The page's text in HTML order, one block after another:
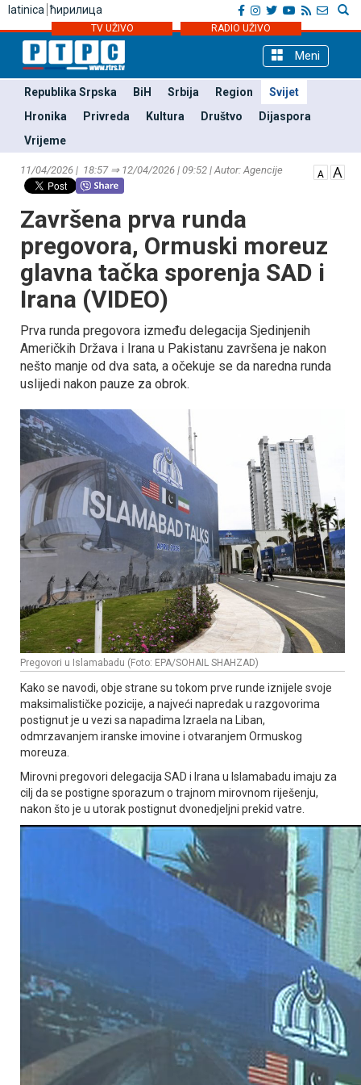
latinica ћирилица
TV UŽIVO RADIO UŽIVO
Meni
Republika Srpska BiH Srbija Region
Svijet
Hronika
Privreda Kultura Društvo
Dijaspora
Vrijeme
11/04/2026 | 18:57 ⇒ 12/04/2026 | 09:52 | Autor: Agencije
Završena prva runda
pregovora, Ormuski moreuz
glavna tačka sporenja SAD i
Irana (VIDEO)
Prva runda pregovora između delegacija Sjedinjenih
Američkih Država i Irana u Pakistanu završena je nakon
nešto manje od dva sata, a očekuje se da naredna runda
uslijedi nakon pauze za obrok.
Pregovori u Islamabadu (Foto: EPA/SOHAIL SHAHZAD)
Kako se navodi, obje strane su tokom prve runde iznijele svoje
maksimalističke pozicije, a najveći napredak u razgovorima
postignut je u vezi sa napadima Izraela na Liban,
odmrzavanjem iranske imovine i otvaranjem Ormuskog
moreuza.
Mirovni pregovori delegacija SAD i Irana u Islamabadu imaju za
cilj da se postigne sporazum o trajnom mirovnom riješenju,
nakon što je u utorak postignut dvonedjeljni prekid vatre.